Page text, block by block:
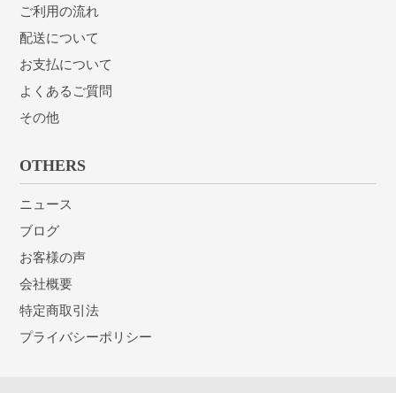
ご利用の流れ
配送について
お支払について
よくあるご質問
その他
OTHERS
ニュース
ブログ
お客様の声
会社概要
特定商取引法
プライバシーポリシー